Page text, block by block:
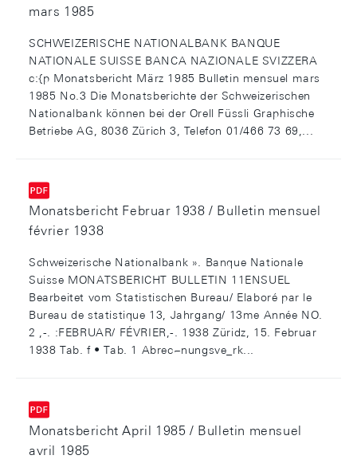
mars 1985
SCHWEIZERISCHE NATIONALBANK BANQUE
NATIONALE SUISSE BANCA NAZIONALE SVIZZERA
c:{p Monatsbericht März 1985 Bulletin mensuel mars
1985 No.3 Die Monatsberichte der Schweizerischen
Nationalbank können bei der Orell Füssli Graphische
Betriebe AG, 8036 Zürich 3, Telefon 01/466 73 69,...
Monatsbericht Februar 1938 / Bulletin mensuel
février 1938
Schweizerische Nationalbank ». Banque Nationale
Suisse MONATSBERICHT BULLETIN 11ENSUEL
Bearbeitet vom Statistischen Bureau/ Elaboré par le
Bureau de statistique 13, Jahrgang/ 13me Année NO.
2 ,-. :FEBRUAR/ FÉVRIER,-. 1938 Züridz, 15. Februar
1938 Tab. f • Tab. 1 Abrec~nungsve_rk...
Monatsbericht April 1985 / Bulletin mensuel
avril 1985